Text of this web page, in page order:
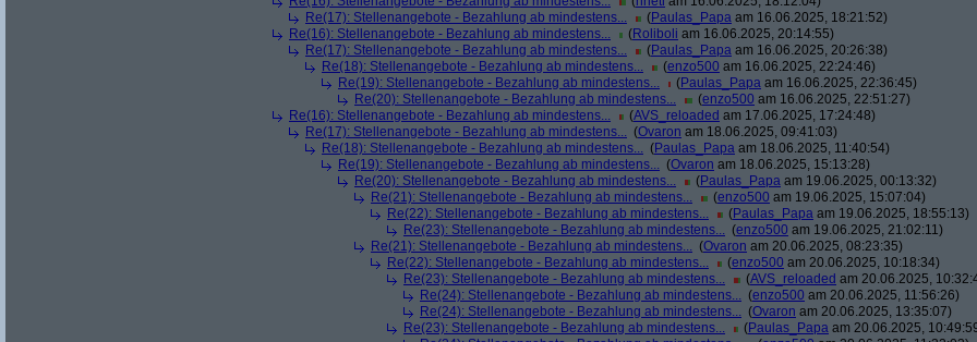
Re(17): Stellenangebote - Bezahlung ab mindestens...
(Paulas_Papa am 16.06.2025, 18:21:52)
Re(16): Stellenangebote - Bezahlung ab mindestens...
(Roliboli am 16.06.2025, 20:14:55)
Re(17): Stellenangebote - Bezahlung ab mindestens...
(Paulas_Papa am 16.06.2025, 20:26:38)
Re(18): Stellenangebote - Bezahlung ab mindestens...
(enzo500 am 16.06.2025, 22:24:46)
Re(19): Stellenangebote - Bezahlung ab mindestens...
(Paulas_Papa am 16.06.2025, 22:36:45)
Re(20): Stellenangebote - Bezahlung ab mindestens...
(enzo500 am 16.06.2025, 22:51:27)
Re(16): Stellenangebote - Bezahlung ab mindestens...
(AVS_reloaded am 17.06.2025, 17:24:48)
Re(17): Stellenangebote - Bezahlung ab mindestens... (Ovaron am 18.06.2025, 09:41:03)
Re(18): Stellenangebote - Bezahlung ab mindestens... (Paulas_Papa am 18.06.2025, 11:40:54)
Re(19): Stellenangebote - Bezahlung ab mindestens... (Ovaron am 18.06.2025, 15:13:28)
Re(20): Stellenangebote - Bezahlung ab mindestens...
(Paulas_Papa am 19.06.2025, 00:13:32)
Re(21): Stellenangebote - Bezahlung ab mindestens...
(enzo500 am 19.06.2025, 15:07:04)
Re(22): Stellenangebote - Bezahlung ab mindestens...
(Paulas_Papa am 19.06.2025, 18:55:13)
Re(23): Stellenangebote - Bezahlung ab mindestens... (enzo500 am 19.06.2025, 21:02:11)
Re(21): Stellenangebote - Bezahlung ab mindestens... (Ovaron am 20.06.2025, 08:23:35)
Re(22): Stellenangebote - Bezahlung ab mindestens...
(enzo500 am 20.06.2025, 10:18:34)
Re(23): Stellenangebote - Bezahlung ab mindestens...
(AVS_reloaded am 20.06.2025,
Re(24): Stellenangebote - Bezahlung ab mindestens... (enzo500 am 20.06.2025, 11:56:26)
Re(24): Stellenangebote - Bezahlung ab mindestens... (Ovaron am 20.06.2025, 13:35:07)
Re(23): Stellenangebote - Bezahlung ab mindestens...
(Paulas_Papa am 20.06.2025,